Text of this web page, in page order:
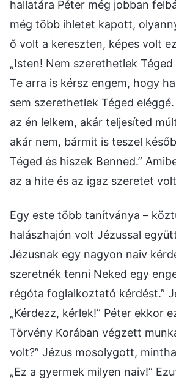
hallatára Péter még jobban
még több ihletet kapott,
ő volt a kereszten, képes volt
„Isten! Nem szerethetlek
Te arra is kérsz engem, hogy
sem szerethetlek Téged
az én lelkem, akár teljesíted
akár nem, bármit is teszel
Téged és hiszek Benned.”
az a hite és az igaz szeretet
Egy este több tanítványa –
halászhajón volt Jézussal
Jézusnak egy nagyon naiv
szeretnék tenni Neked egy
régóta foglalkoztató kérdést.”
„Kérdezz, kérlek!” Péter ekkor
Törvény Korában végzett
volt?” Jézus mosolygott,
„Ez a gyermek milyen naiv!”